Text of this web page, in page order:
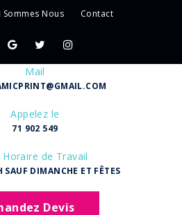
Sommes Nous Contact
Mail
Appelez le
71 902 549
Horaire de Travail
SAUF DIMANCHE ET FÊTES
Devis